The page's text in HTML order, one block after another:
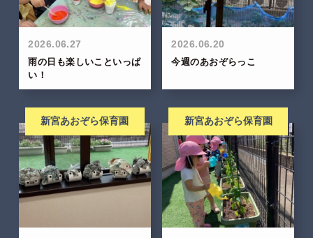
2026.06.27
雨の日も楽しいこといっぱ
い！
2026.06.20
今週のあおぞらっこ
新宮あおぞら保育園 新宮あおぞら保育園